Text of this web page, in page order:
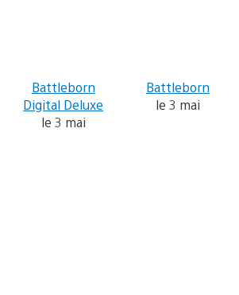
Battleborn
Digital Deluxe
le 3 mai
Battleborn
le 3 mai